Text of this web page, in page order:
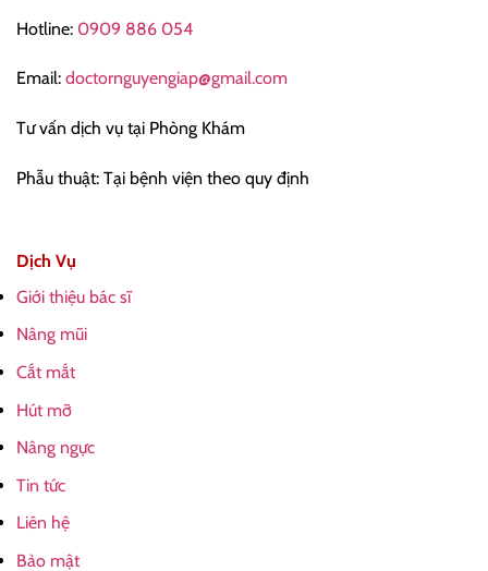
Hotline: 0909 886 054
Email: doctornguyengiap@gmail.com
Tư vấn dịch vụ tại Phòng Khám
Phẫu thuật: Tại bệnh viện theo quy định
Dịch Vụ
Giới thiệu bác sĩ
Nâng mũi
Cắt mắt
Hút mỡ
Nâng ngực
Tin tức
Liên hệ
Bảo mật